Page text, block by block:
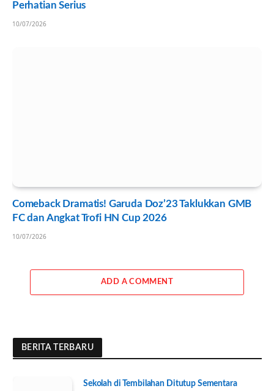
Perhatian Serius
10/07/2026
Comeback Dramatis! Garuda Doz’23 Taklukkan GMB
FC dan Angkat Trofi HN Cup 2026
10/07/2026
ADD A COMMENT
BERITA TERBARU
Sekolah di Tembilahan Ditutup Sementara